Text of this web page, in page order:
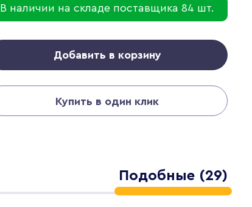
В наличии на складе поставщика 84 шт.
Добавить в корзину
Купить в один клик
Подобные (29)